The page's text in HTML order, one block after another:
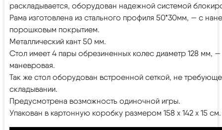
раскладывается, оборудован надежной системой
Рама изготовлена из стального профиля 50*30мм, — с
порошковым покрытием.
Металлический кант 50 мм.
Стол имеет 4 пары обрезиненных колес диаметр 128 мм,
маневровая.
Так же стол оборудован встроенной сеткой, не
складывании.
Предусмотрена возможность одиночной игры.
Упакован в картонную коробку размером 158 х 142 х 15 см.